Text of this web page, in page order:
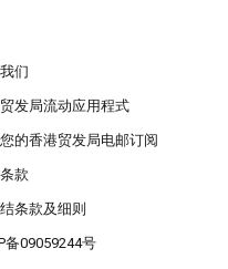
们
发局流动应用程式
的香港贸发局电邮订阅
款
条款及细则
备09059244号